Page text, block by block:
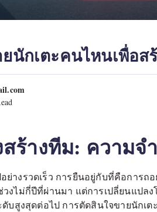
นักเตะคนไหนเพื่อส
ร้างทีม: ความจ
างรวดเร็ว การยืนอยู่กับที่คือการถ
วงไม่กี่ปีที่ผ่านมา แต่การเปลี่ยนแปล
ดับสูงสุดต่อไป การตัดสินใจขายนักเ